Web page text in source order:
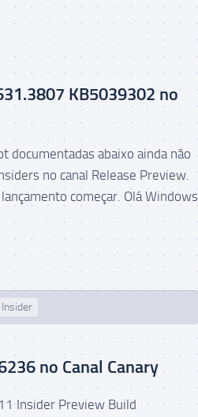
KB5039302 no
documentadas abaixo ainda não
no canal Release Preview.
começar. Olá Windows
no Canal Canary
Insider Preview Build